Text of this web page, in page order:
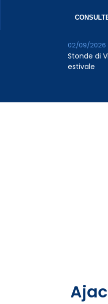
Stonde di
estivale
02/09/2026